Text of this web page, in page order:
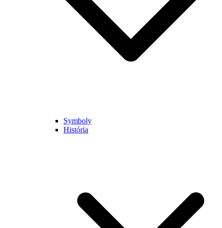
Symboly
História